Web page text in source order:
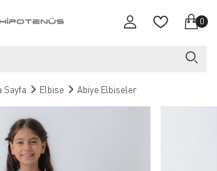
0
Sayfa Elbise Abiye Elbiseler